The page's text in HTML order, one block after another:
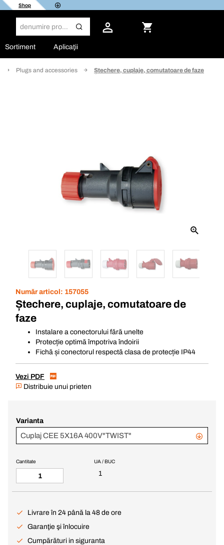
Shop
Sortiment Aplicaţii
Plugs and accessories Ștechere, cuplaje, comutatoare de faze
Număr articol: 157055
Ștechere, cuplaje, comutatoare de
faze
Instalare a conectorului fără unelte
Protecție optimă împotriva îndoirii
Fichă și conectorul respectă clasa de protecție IP44
Vezi PDF
Distribuie unui prieten
Varianta
Cuplaj CEE 5X16A 400V"TWIST"
UA / BUC
1
Cantitate
Livrare în 24 până la 48 de ore
Garanţie şi înlocuire
Cumpărături in siguranta